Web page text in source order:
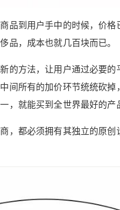
品到用户手中的时候，价格
品，成本也就几百块而已。
的方法，让用户通过必要的
间所有的加价环节统统砍掉
，就能买到全世界最好的产
，都必须拥有其独立的原创
给鹰视
5 元 10
50 元 自
6位以